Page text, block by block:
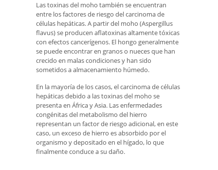
Las toxinas del moho también se encuentran
entre los factores de riesgo del carcinoma de
células hepáticas. A partir del moho (Aspergillus
flavus) se producen aflatoxinas altamente tóxicas
con efectos cancerígenos. El hongo generalmente
se puede encontrar en granos o nueces que han
crecido en malas condiciones y han sido
sometidos a almacenamiento húmedo.
En la mayoría de los casos, el carcinoma de células
hepáticas debido a las toxinas del moho se
presenta en África y Asia. Las enfermedades
congénitas del metabolismo del hierro
representan un factor de riesgo adicional, en este
caso, un exceso de hierro es absorbido por el
organismo y depositado en el hígado, lo que
finalmente conduce a su daño.